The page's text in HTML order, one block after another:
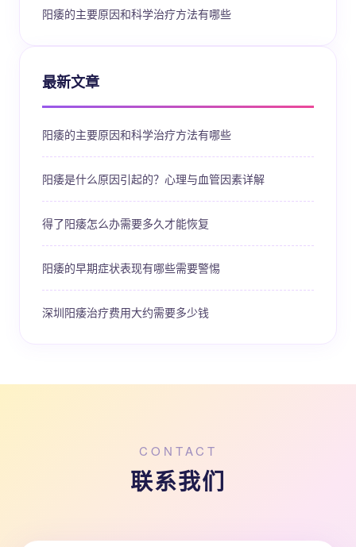
阳痿的主要原因和科学治疗方法有哪些
最新文章
阳痿的主要原因和科学治疗方法有哪些
阳痿是什么原因引起的？心理与血管因素详解
得了阳痿怎么办需要多久才能恢复
阳痿的早期症状表现有哪些需要警惕
深圳阳痿治疗费用大约需要多少钱
CONTACT
联系我们